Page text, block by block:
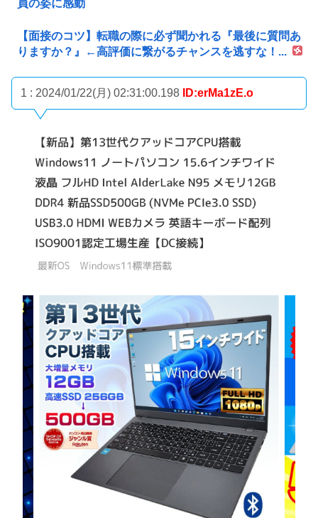
員の姿に感動
【面接のコツ】転職の際に必ず聞かれる『最後に質問あ
りますか？』←高評価に繋がるチャンスを逃すな！...
1 : 2024/01/22(月) 02:31:00.198 ID:erMa1zE.o